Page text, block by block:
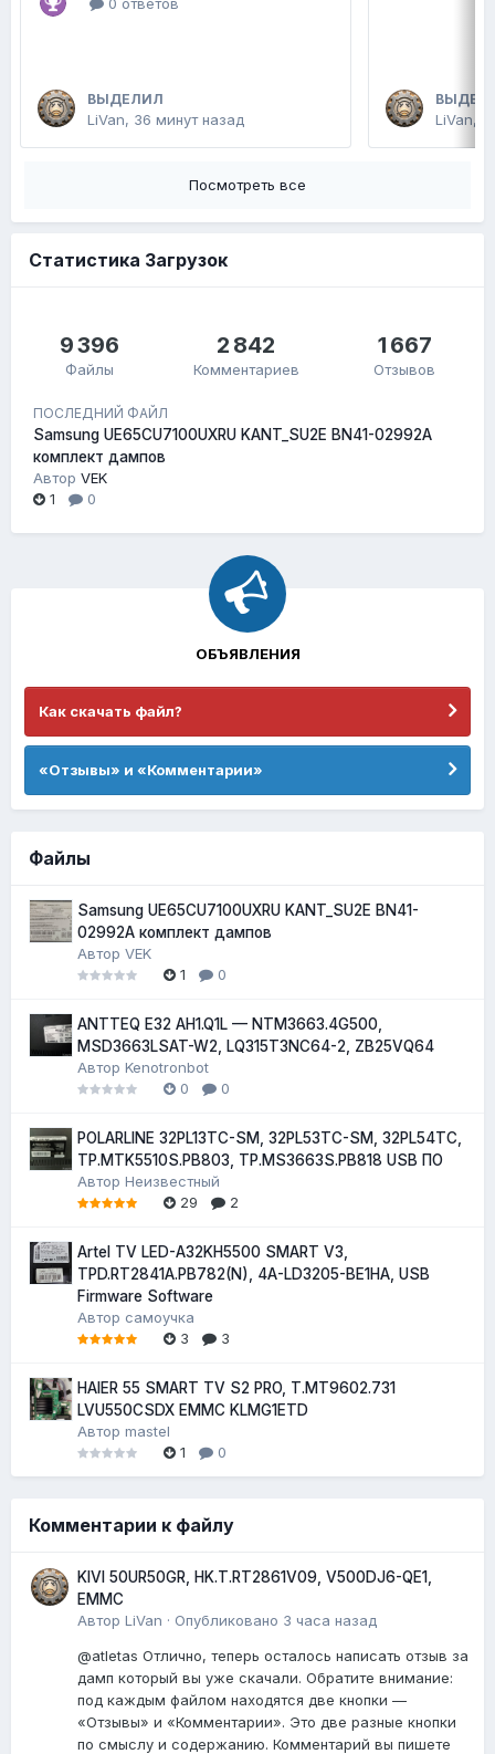
ВЫДЕЛИЛ
LiVan, 36 минут назад LiVan,
Посмотреть все
Статистика Загрузок
9 396
Файлы
2 842
Комментариев
1 667
Отзывов
ПОСЛЕДНИЙ ФАЙЛ
Samsung UE65CU7100UXRU KANT_SU2E BN41-02992A
комплект дампов
Автор VEK
1
0
ОБЪЯВЛЕНИЯ
Как скачать файл?
«Отзывы» и «Комментарии»
Файлы
Samsung UE65CU7100UXRU KANT_SU2E BN41-
02992A комплект дампов
Автор VEK
1
0
ANTTEQ E32 AH1.Q1L — NTM3663.4G500,
MSD3663LSAT-W2, LQ315T3NC64-2, ZB25VQ64
Автор Kenotronbot
0
0
POLARLINE 32PL13TC-SM, 32PL53TC-SM, 32PL54TC,
TP.MTK5510S.PB803, TP.MS3663S.PB818 USB ПО
Автор Неизвестный
29
2
Artel TV LED-A32KH5500 SMART V3,
TPD.RT2841A.PB782(N), 4A-LD3205-BE1HA, USB
Firmware Software
Автор самоучка
3
3
HAIER 55 SMART TV S2 PRO, T.MT9602.731
LVU550CSDX EMMC KLMG1ETD
Автор mastel
1
0
Комментарии к файлу
KIVI 50UR50GR, HK.T.RT2861V09, V500DJ6-QE1,
EMMC
Автор LiVan · Опубликовано 3 часа назад
@atletas Отлично, теперь осталось написать отзыв за
дамп который вы уже скачали. Обратите внимание:
под каждым файлом находятся две кнопки —
«Отзывы» и «Комментарии». Это две разные кнопки
по смыслу и содержанию. Комментарий вы пишете